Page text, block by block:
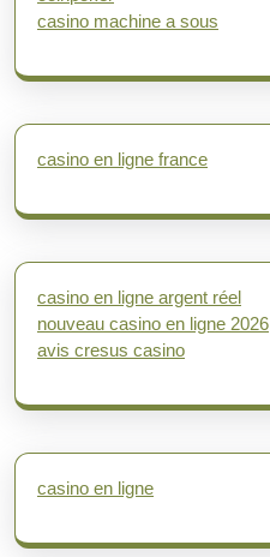
casino machine a sous
casino en ligne france
casino en ligne argent réel
nouveau casino en ligne 2026
avis cresus casino
casino en ligne